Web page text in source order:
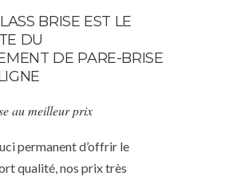
BRISE EST LE
DU
DE PARE-BRISE
au meilleur prix
permanent d’offrir le
qualité, nos prix très